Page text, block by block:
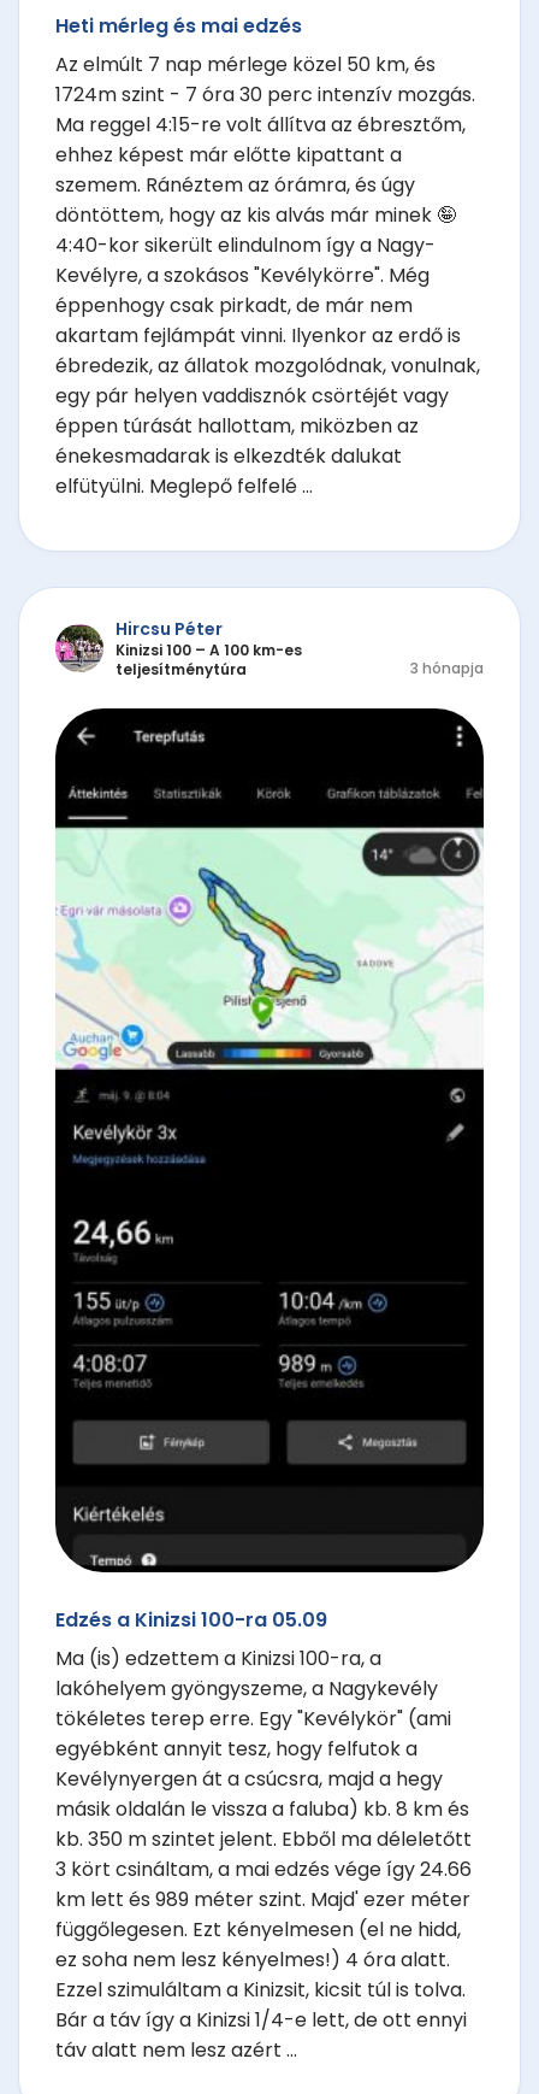
Heti mérleg és mai edzés
Az elmúlt 7 nap mérlege közel 50 km, és
1724m szint - 7 óra 30 perc intenzív mozgás.
Ma reggel 4:15-re volt állítva az ébresztőm,
ehhez képest már előtte kipattant a
szemem. Ránéztem az órámra, és úgy
döntöttem, hogy az kis alvás már minek 🤪
4:40-kor sikerült elindulnom így a Nagy-
Kevélyre, a szokásos "Kevélykörre". Még
éppenhogy csak pirkadt, de már nem
akartam fejlámpát vinni. Ilyenkor az erdő is
ébredezik, az állatok mozgolódnak, vonulnak,
egy pár helyen vaddisznók csörtéjét vagy
éppen túrását hallottam, miközben az
énekesmadarak is elkezdték dalukat
elfütyülni. Meglepő felfelé ...
Hircsu Péter
Kinizsi 100 – A 100 km-es
teljesítménytúra
3 hónapja
Edzés a Kinizsi 100-ra 05.09
Ma (is) edzettem a Kinizsi 100-ra, a
lakóhelyem gyöngyszeme, a Nagykevély
tökéletes terep erre. Egy "Kevélykör" (ami
egyébként annyit tesz, hogy felfutok a
Kevélynyergen át a csúcsra, majd a hegy
másik oldalán le vissza a faluba) kb. 8 km és
kb. 350 m szintet jelent. Ebből ma déleletőtt
3 kört csináltam, a mai edzés vége így 24.66
km lett és 989 méter szint. Majd' ezer méter
függőlegesen. Ezt kényelmesen (el ne hidd,
ez soha nem lesz kényelmes!) 4 óra alatt.
Ezzel szimuláltam a Kinizsit, kicsit túl is tolva.
Bár a táv így a Kinizsi 1/4-e lett, de ott ennyi
táv alatt nem lesz azért ...